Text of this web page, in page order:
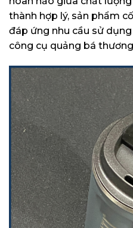
thành hợp lý, sản phẩm
đáp ứng nhu cầu sử
công cụ quảng bá